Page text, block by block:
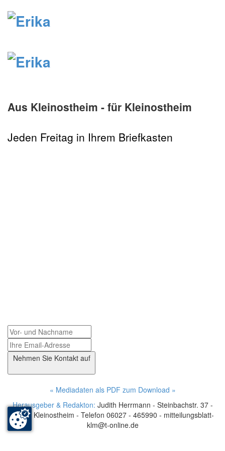
Aus Kleinostheim - für Kleinostheim
Jeden Freitag in Ihrem Briefkasten
Nehmen Sie Kontakt auf
« Mediadaten als PDF zum Download »
Herausgeber & Redakton: Judith Herrmann - Steinbachstr. 37 -
63801 Kleinostheim - Telefon 06027 - 465990 - mitteilungsblatt-
klm@t-online.de